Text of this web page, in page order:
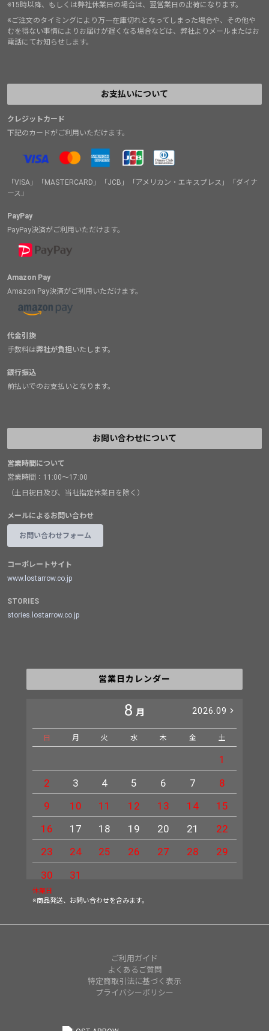
※15時以降、もしくは弊社休業日の場合は、翌営業日の出荷になります。
※ご注文のタイミングにより万一在庫切れとなってしまった場合や、その他や
むを得ない事情によりお届けが遅くなる場合などは、弊社よりメールまたはお
電話にてお知らせします。
お支払いについて
クレジットカード
下記のカードがご利用いただけます。
「VISA」「MASTERCARD」「JCB」「アメリカン・エキスプレス」「ダイナ
ース」
PayPay
PayPay決済がご利用いただけます。
Amazon Pay
Amazon Pay決済がご利用いただけます。
代金引換
手数料は弊社が負担いたします。
銀行振込
前払いでのお支払いとなります。
お問い合わせについて
営業時間について
営業時間：11:00～17:00
（土日祝日及び、当社指定休業日を除く）
メールによるお問い合わせ
お問い合わせフォーム
コーポレートサイト
www.lostarrow.co.jp
STORIES
stories.lostarrow.co.jp
営業日カレンダー
8 月 2026.09
日 月 火 水 木 金 土
1
2
3 4 5 6 7
8
9
10 11 12 13 14
15
16
17 18 19 20 21
22
23
24 25 26 27 28
29
30
31
休業日
※商品発送、お問い合わせを含みます。
ご利用ガイド
よくあるご質問
特定商取引法に基づく表示
プライバシーポリシー